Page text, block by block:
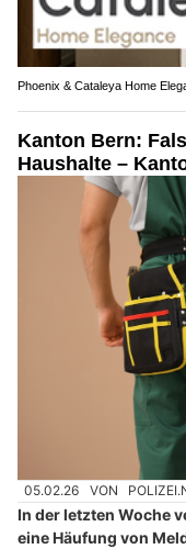
Phoenix & Cataleya Home
Kanton Bern:
Haushalte –
05.02.26 VON
In der letzten Woche
eine Häufung von